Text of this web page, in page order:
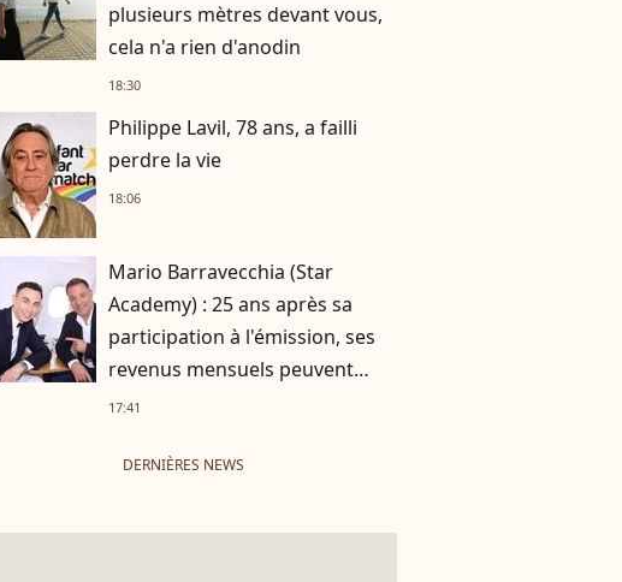
plusieurs mètres devant vous,
cela n'a rien d'anodin
18:30
Philippe Lavil, 78 ans, a failli
perdre la vie
18:06
Mario Barravecchia (Star
Academy) : 25 ans après sa
participation à l'émission, ses
revenus mensuels peuvent
atteindre 5 chiffres !
17:41
DERNIÈRES NEWS